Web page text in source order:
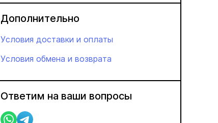
Дополнительно
Условия доставки и оплаты
Условия обмена и возврата
Ответим на ваши вопросы